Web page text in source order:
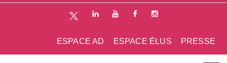
PRESSE
ESPACE ÉLUS
ESPACE AD